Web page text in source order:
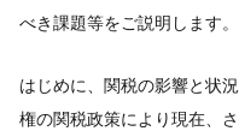
べき課題等をご説明します。
はじめに、関税の影響と状
権の関税政策により現在、